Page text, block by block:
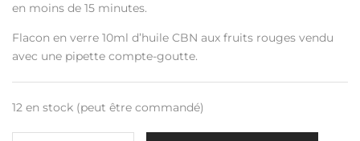
en moins de 15 minutes.
Flacon en verre 10ml d’huile CBN aux fruits rouges vendu
avec une pipette compte-goutte.
12 en stock (peut être commandé)